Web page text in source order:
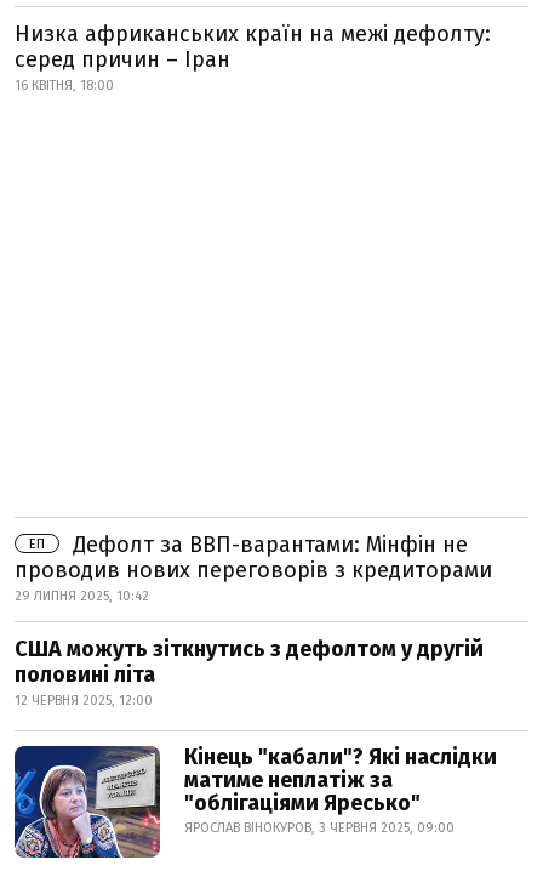
Низка африканських країн на межі дефолту:
серед причин – Іран
16 КВІТНЯ, 18:00
ЕП
Дефолт за ВВП-варантами: Мінфін не
проводив нових переговорів з кредиторами
29 ЛИПНЯ 2025, 10:42
США можуть зіткнутись з дефолтом у другій
половині літа
12 ЧЕРВНЯ 2025, 12:00
Кінець "кабали"? Які наслідки
матиме неплатіж за
"облігаціями Яресько"
ЯРОСЛАВ ВІНОКУРОВ, 3 ЧЕРВНЯ 2025, 09:00